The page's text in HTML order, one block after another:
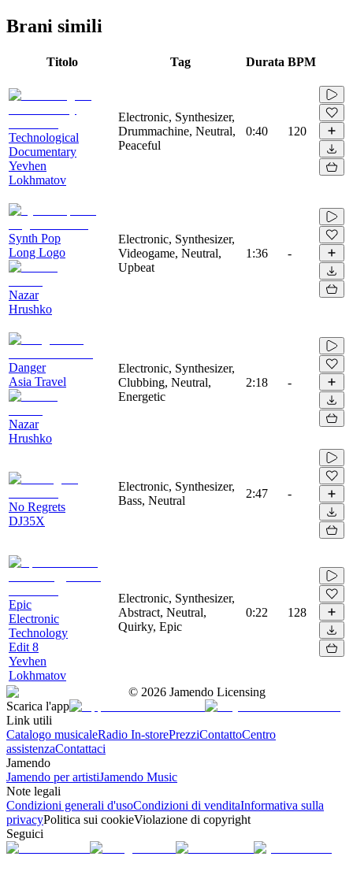
Brani simili
Titolo Tag Durata BPM
Technological
Documentary
Yevhen
Lokhmatov
Electronic, Synthesizer,
Drummachine, Neutral,
Peaceful
0:40 120
Synth Pop
Long Logo
Nazar
Hrushko
Electronic, Synthesizer,
Videogame, Neutral,
Upbeat
1:36 -
Danger
Asia Travel
Nazar
Hrushko
Electronic, Synthesizer,
Clubbing, Neutral,
Energetic
2:18 -
No Regrets
DJ35X
Electronic, Synthesizer,
Bass, Neutral
2:47 -
Epic
Electronic
Technology
Edit 8
Yevhen
Lokhmatov
Electronic, Synthesizer,
Abstract, Neutral,
Quirky, Epic
0:22 128
© 2026 Jamendo Licensing
Scarica l'app
Link utili
Catalogo musicaleRadio In-storePrezziContattoCentro
assistenzaContattaci
Jamendo
Jamendo per artistiJamendo Music
Note legali
Condizioni generali d'usoCondizioni di venditaInformativa sulla
privacyPolitica sui cookieViolazione di copyright
Seguici